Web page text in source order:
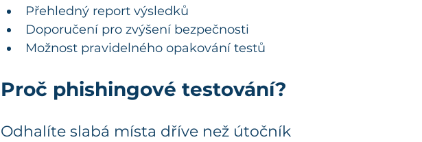
Přehledný report výsledků
Doporučení pro zvýšení bezpečnosti
Možnost pravidelného opakování testů
Proč phishingové testování?
Odhalíte slabá místa dříve než útočník